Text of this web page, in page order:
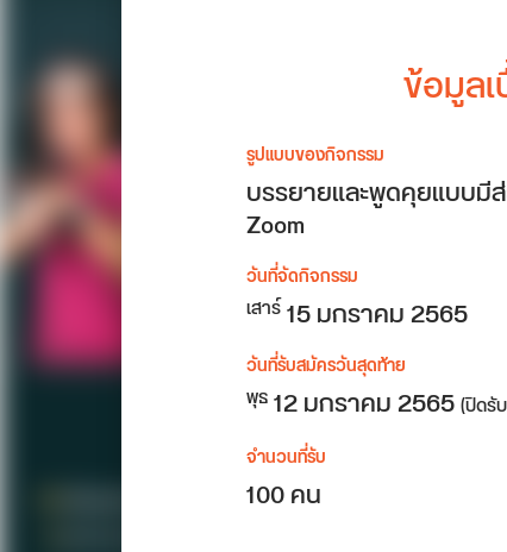
ข้อมูล
รูปแบบของกิจกรรม
บรรยายและพูดคุยแบบมี
Zoom
วันที่จัดกิจกรรม
เสาร์15 มกราคม 2565
วันที่รับสมัครวันสุดท้าย
พุธ12 มกราคม 2565(ปิดรั
จำนวนที่รับ
100 คน